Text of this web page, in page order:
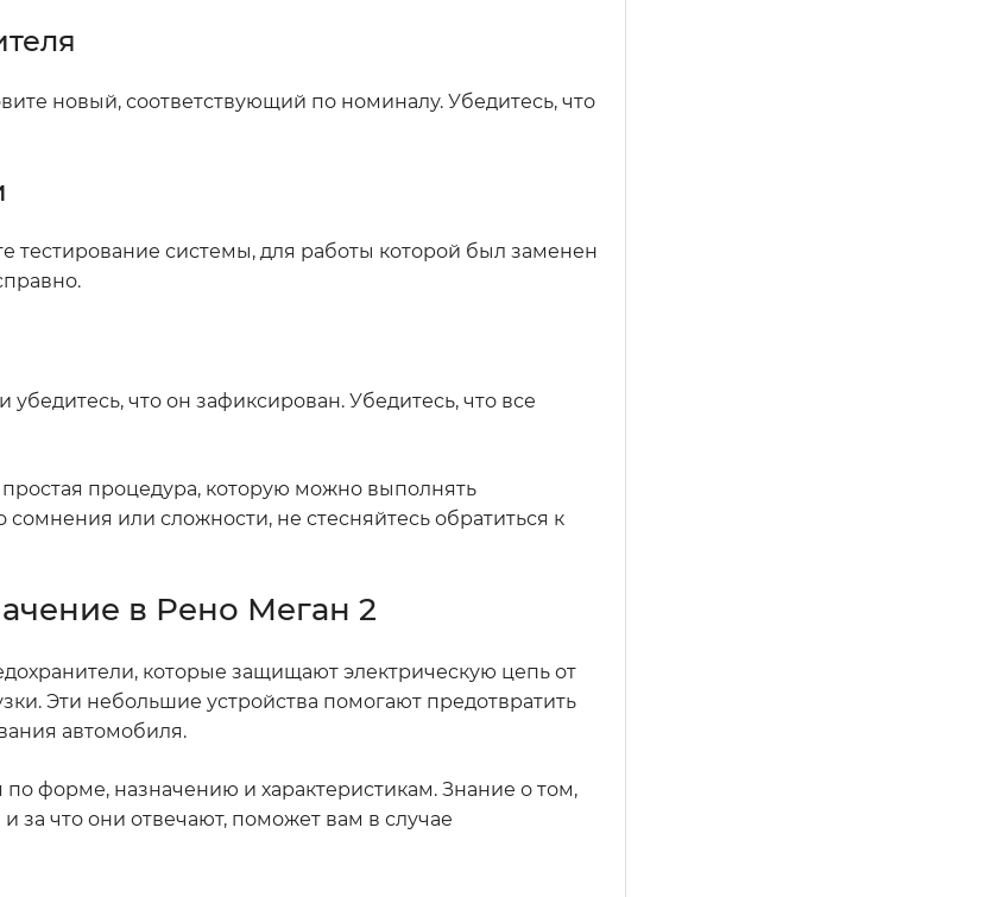
новый, соответствующий по номиналу. Убедитесь, что
тестирование системы, для работы которой был заменен
что он зафиксирован. Убедитесь, что все
процедура, которую можно выполнять
или сложности, не стесняйтесь обратиться к
в Рено Меган 2
которые защищают электрическую цепь от
Эти небольшие устройства помогают предотвратить
автомобиля.
форме, назначению и характеристикам. Знание о том,
за что они отвечают, поможет вам в случае